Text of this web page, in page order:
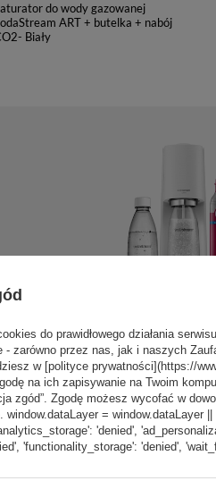
do wody gazowanej
ART + butelka + nabój
Biały
do wody gazowanej
SodaStream TERRA biały'+ butelka
nabój CO2
do prawidłowego działania
- zarówno przez nas, jak i naszych
w [polityce prywatności](https://
na ich zapisywanie na Twoim
zgód”. Zgodę możesz wycofać w
window.dataLayer = window.dataLayer
'denied',
'functionality_storage': 'denied',